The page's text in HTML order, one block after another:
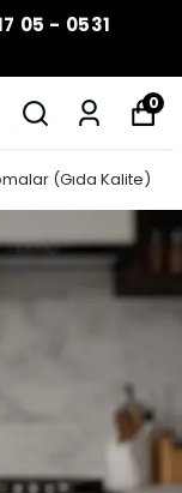
05 - 0531
0
(Gıda Kalite)